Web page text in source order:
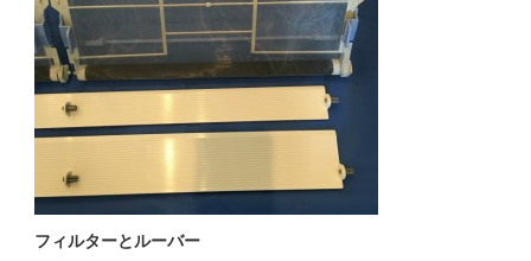
フィルターとルーバー